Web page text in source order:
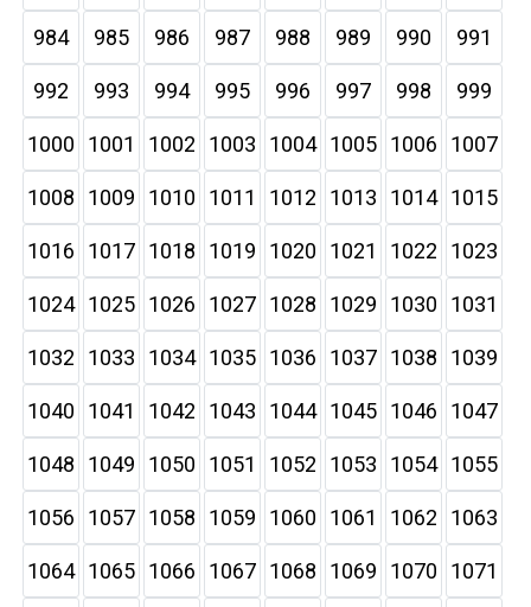
984 985 986 987 988 989 990 991
992 993 994 995 996 997 998 999
1000 1001 1002 1003 1004 1005 1006 1007
1008 1009 1010 1011 1012 1013 1014 1015
1016 1017 1018 1019 1020 1021 1022 1023
1024 1025 1026 1027 1028 1029 1030 1031
1032 1033 1034 1035 1036 1037 1038 1039
1040 1041 1042 1043 1044 1045 1046 1047
1048 1049 1050 1051 1052 1053 1054 1055
1056 1057 1058 1059 1060 1061 1062 1063
1064 1065 1066 1067 1068 1069 1070 1071